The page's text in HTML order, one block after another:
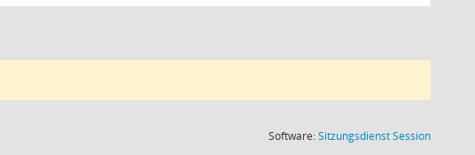
Software:SitzungsdienstSession(Wird in